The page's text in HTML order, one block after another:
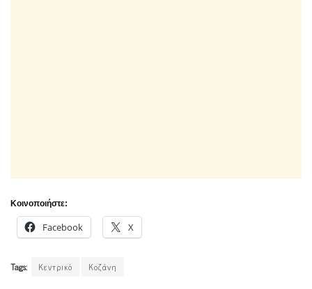
Κοινοποιήστε:
Facebook X
Tags: Κεντρικό Κοζάνη